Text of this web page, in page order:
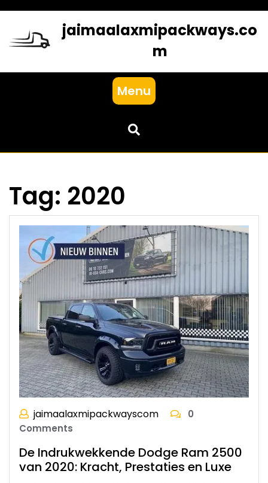
content
jaimaalaxmipackways.co
m
Menu
Tag: 2020
jaimaalaxmipackwayscom
0
Comments
De Indrukwekkende Dodge Ram 2500
van 2020: Kracht, Prestaties en Luxe